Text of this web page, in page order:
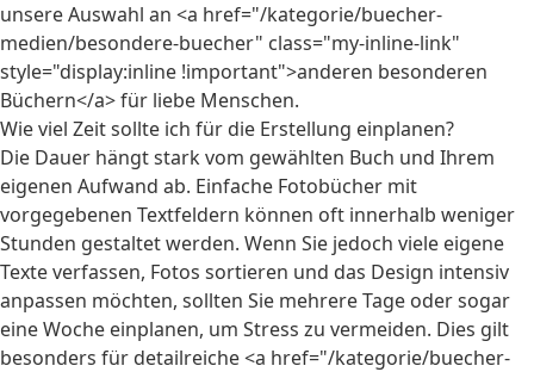
unsere Auswahl an <a href="/kategorie/buecher-
medien/besondere-buecher" class="my-inline-link"
style="display:inline !important">anderen besonderen
Büchern</a> für liebe Menschen.
Wie viel Zeit sollte ich für die Erstellung einplanen?
Die Dauer hängt stark vom gewählten Buch und Ihrem
eigenen Aufwand ab. Einfache Fotobücher mit
vorgegebenen Textfeldern können oft innerhalb weniger
Stunden gestaltet werden. Wenn Sie jedoch viele eigene
Texte verfassen, Fotos sortieren und das Design intensiv
anpassen möchten, sollten Sie mehrere Tage oder sogar
eine Woche einplanen, um Stress zu vermeiden. Dies gilt
besonders für detailreiche <a href="/kategorie/buecher-